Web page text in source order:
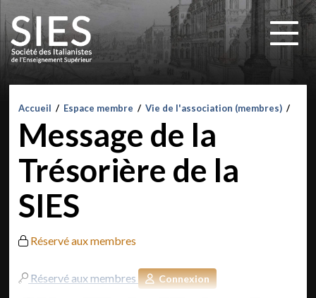
Accueil / Espace membre / Vie de l'association (membres) /
Message de la
Trésorière de la
SIES
Réservé aux membres
Réservé aux membres Connexion